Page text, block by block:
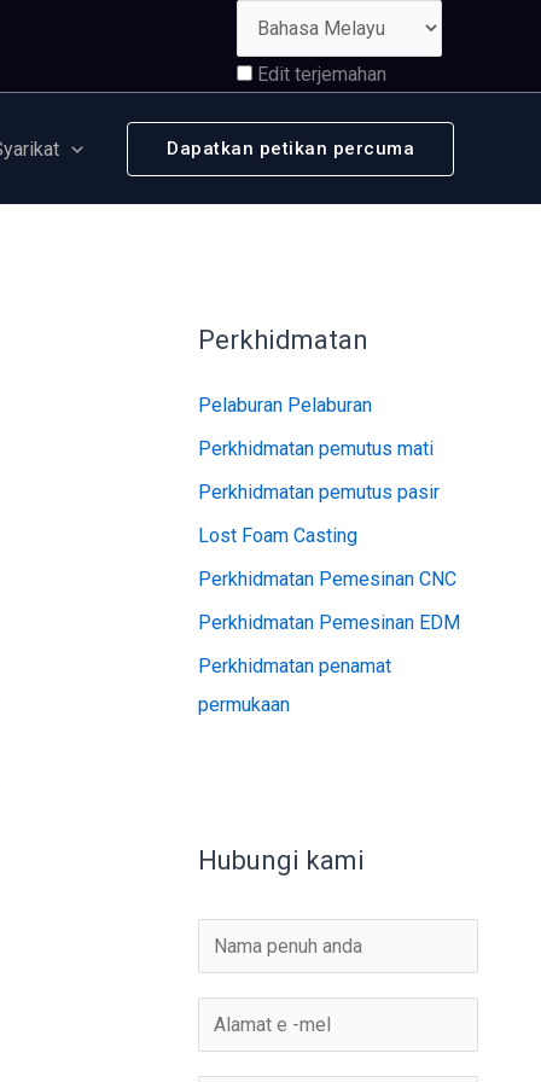
Edit terjemahan
Dapatkan petikan percuma
Perkhidmatan
Pelaburan Pelaburan
Perkhidmatan pemutus mati
Perkhidmatan pemutus pasir
Lost Foam Casting
Perkhidmatan Pemesinan CNC
Perkhidmatan Pemesinan EDM
Perkhidmatan penamat
permukaan
Hubungi kami
a
a
-